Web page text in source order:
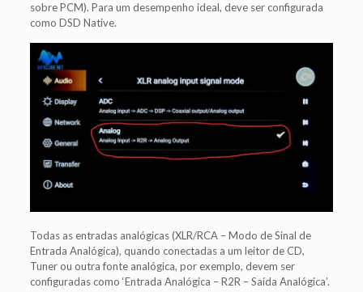
sobre PCM). Para um desempenho ideal, deve ser configurada
como DSD Native.
Todas as entradas analógicas (XLR/RCA – Modo de Sinal de
Entrada Analógica), quando conectadas a um leitor de CD,
Tuner ou outra fonte analógica, por exemplo, devem ser
configuradas como ‘Entrada Analógica – R2R – Saída Analógica’.